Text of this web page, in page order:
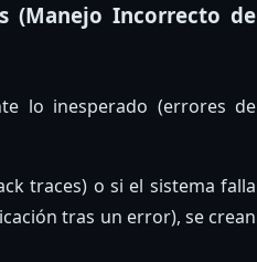
(Manejo Incorrecto de
lo inesperado (errores de
traces) o si el sistema falla
tras un error), se crean